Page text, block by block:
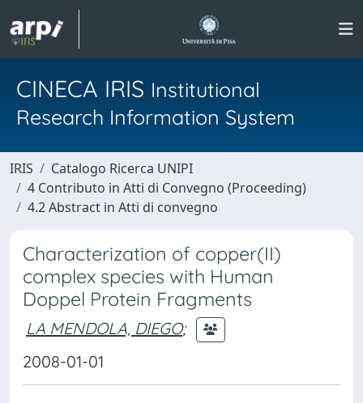
CINECA IRIS Institutional
Research Information System
IRIS
Catalogo Ricerca UNIPI
4 Contributo in Atti di Convegno (Proceeding)
4.2 Abstract in Atti di convegno
Characterization of copper(II)
complex species with Human
Doppel Protein Fragments
LA MENDOLA, DIEGO;
2008-01-01